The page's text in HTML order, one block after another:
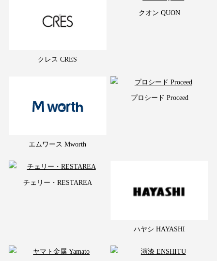
クレス CRES
クオン QUON
エムワース Mworth
プロシード Proceed
チェリー・RESTAREA
ハヤシ HAYASHI